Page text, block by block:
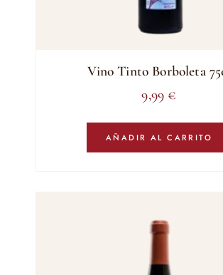
Vino Tinto Borboleta
9,99 €
AÑADIR AL CARRITO